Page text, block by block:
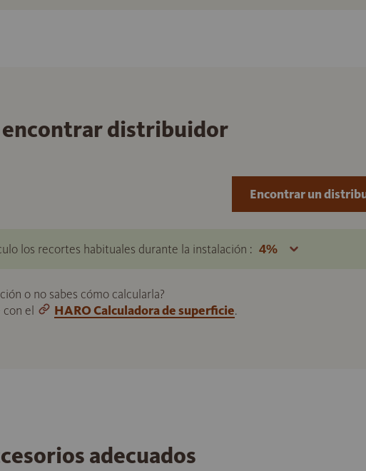
encontrar distribuidor
los recortes habituales durante la instalación :
o no sabes cómo calcularla?
con el
HARO Calculadora de superficie.
Encontrar un
adecuados